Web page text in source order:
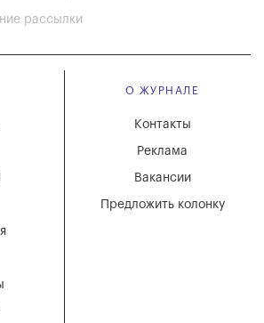
рассылки
О ЖУРНАЛЕ
Вакансии
Реклама
Контакты
Предложить колонку